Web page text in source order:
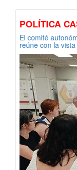
POLÍTICA
El comité
reúne con la